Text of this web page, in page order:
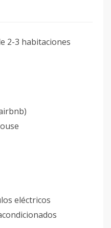
2-3 habitaciones
eléctricos